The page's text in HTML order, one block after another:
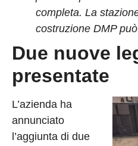
completa. La
costruzione DMP
Due nuove
presentate
L’azienda ha
annunciato
l’aggiunta di due